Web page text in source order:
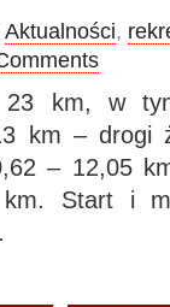
Aktualności,
23 km, w
km – drogi
– 12,05
Start i